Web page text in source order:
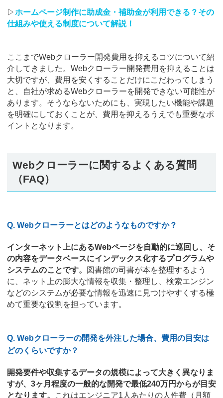
▷ホームページ制作に助成金・補助金が利用できる？その
仕組みや使える制度について解説！
ここまでWebクローラー開発費用を抑えるコツについて紹
介してきました。Webクローラー開発費用を抑えることは
大切ですが、費用を安くすることだけにこだわってしまう
と、自社が求めるWebクローラーを開発できない可能性が
あります。そうならないためにも、実現したい機能や課題
を明確にしておくことが、費用を抑えるうえでも重要なポ
イントとなります。
Webクローラーに関するよくある質問
（FAQ）
Q. Webクローラーとはどのようなものですか？
インターネット上にあるWebページを自動的に巡回し、そ
の内容をデータベースにインデックス化するプログラムや
システムのことです。
図書館の司書が本を整理するよう
に、ネット上の膨大な情報を収集・整理し、検索エンジン
などのシステムが必要な情報を迅速に見つけやすくする極
めて重要な役割を担っています。
Q. Webクローラーの開発を外注した場合、費用の目安は
どのくらいですか？
開発要件や収集するデータの規模によって大きく異なりま
すが、3ヶ月程度の一般的な開発で最低240万円からが目安
となります。
これはエンジニア1人あたりの人件費（月額